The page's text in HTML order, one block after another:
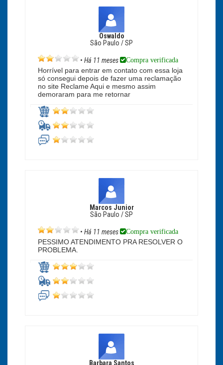
Oswaldo
São Paulo / SP
• Há 11 meses Compra verificada
Horrível para entrar em contato com essa loja
só consegui depois de fazer uma reclamação
no site Reclame Aqui e mesmo assim
demoraram para me retornar
Marcos Junior
São Paulo / SP
• Há 11 meses Compra verificada
PESSIMO ATENDIMENTO PRA RESOLVER O
PROBLEMA.
Barbara Santos